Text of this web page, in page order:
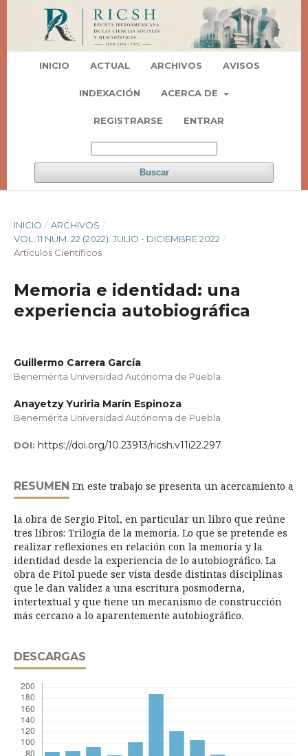
INICIO ACTUAL ARCHIVOS AVISOS
INDEXACIÓN ACERCA DE
REGISTRARSE ENTRAR
Buscar
INICIO / ARCHIVOS /
VOL. 11 NÚM. 22 (2022): JULIO - DICIEMBRE 2022 /
Artí­culos Científicos
Memoria e identidad: una
experiencia autobiográfica
Guillermo Carrera García
Benemérita Universidad Autónoma de Puebla
Anayetzy Yuriria Marín Espinoza
Benemérita Universidad Autónoma de Puebla
DOI: https://doi.org/10.23913/ricsh.v11i22.297
RESUMEN En este trabajo se presenta un acercamiento a
la obra de Sergio Pitol, en particular un libro que reúne
tres libros: Trilogía de la memoria. Lo que se pretende es
realizar reflexiones en relación con la memoria y la
identidad desde la experiencia de lo autobiográfico. La
obra de Pitol puede ser vista desde distintas disciplinas
que le dan validez a una escritura posmoderna,
intertextual y que tiene un mecanismo de construcción
más cercano a lo aparentemente autobiográfico.
DESCARGAS